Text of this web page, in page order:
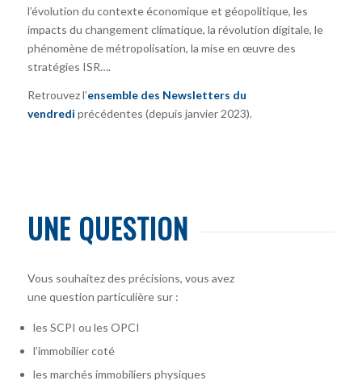
l’évolution du contexte économique et géopolitique, les
impacts du changement climatique, la révolution digitale, le
phénomène de métropolisation, la mise en œuvre des
stratégies ISR….
Retrouvez l’ensemble des Newsletters du
vendredi précédentes (depuis janvier 2023).
UNE QUESTION
Vous souhaitez des précisions, vous avez
une question particulière sur :
les SCPI ou les OPCI
l’immobilier coté
les marchés immobiliers physiques